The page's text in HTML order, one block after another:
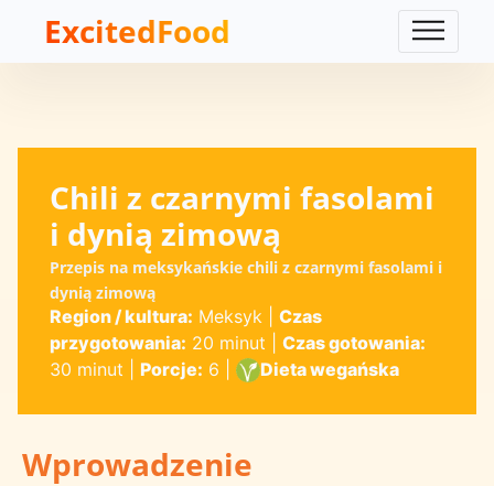
ExcitedFood
Chili z czarnymi fasolami
i dynią zimową
Przepis na meksykańskie chili z czarnymi fasolami i
dynią zimową
Region / kultura: Meksyk
Czas
przygotowania: 20 minut
Czas gotowania:
30 minut
Porcje: 6 Dieta wegańska
Wprowadzenie